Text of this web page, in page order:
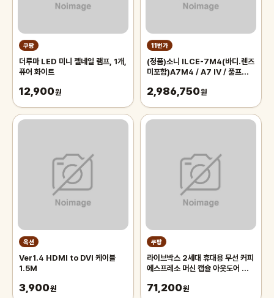
쿠팡
더루마 LED 미니 젤네일 램프, 1개,
퓨어 화이트
12,900원
11번가
(정품)소니 ILCE-7M4(바디.렌즈
미포함)A7M4 / A7 IV / 풀프레임
2,986,750원
옥션
Ver1.4 HDMI to DVI 케이블
1.5M
3,900원
쿠팡
라이브박스 2세대 휴대용 무선 커피
에스프레소 머신 캡슐 아웃도어 캠핑
71,200원